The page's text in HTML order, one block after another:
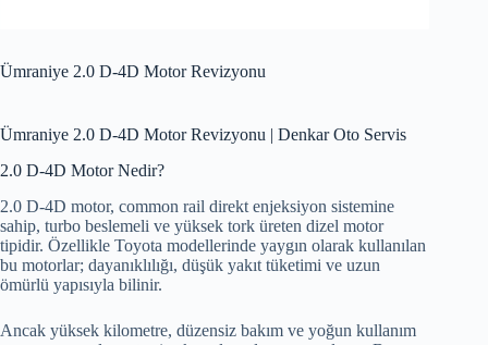
Ümraniye 2.0 D-4D Motor Revizyonu
Ümraniye 2.0 D-4D Motor Revizyonu | Denkar Oto Servis
2.0 D-4D Motor Nedir?
2.0 D-4D motor, common rail direkt enjeksiyon sistemine
sahip, turbo beslemeli ve yüksek tork üreten dizel motor
tipidir. Özellikle Toyota modellerinde yaygın olarak kullanılan
bu motorlar; dayanıklılığı, düşük yakıt tüketimi ve uzun
ömürlü yapısıyla bilinir.
Ancak yüksek kilometre, düzensiz bakım ve yoğun kullanım